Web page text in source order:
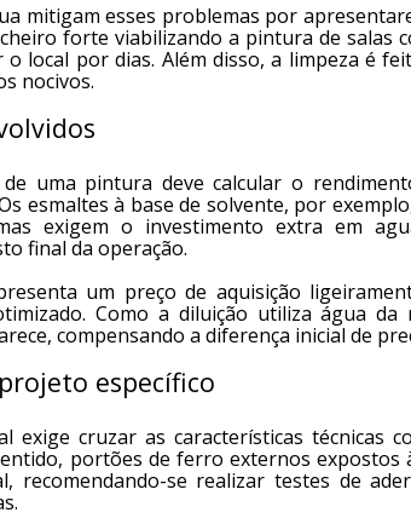
mitigam esses problemas por
forte viabilizando a pintura de salas
o local por dias. Além disso, a limpeza é
nocivos.
uma pintura deve calcular o
esmaltes à base de solvente, por
exigem o investimento extra em
final da operação.
um preço de aquisição
Como a diluição utiliza água
compensando a diferença inicial de
específico
exige cruzar as características técnicas
portões de ferro externos
recomendando-se realizar testes de